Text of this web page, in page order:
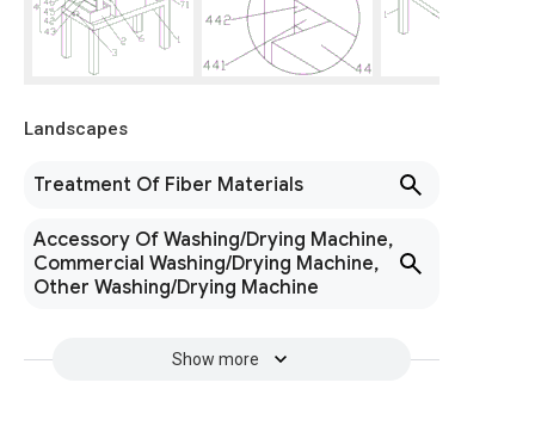
Landscapes
Treatment Of Fiber Materials
Accessory Of Washing/Drying Machine,
Commercial Washing/Drying Machine,
Other Washing/Drying Machine
Show more